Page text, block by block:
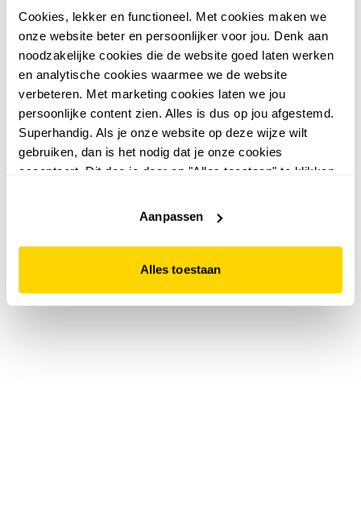
Cookies, lekker en functioneel. Met cookies maken we
onze website beter en persoonlijker voor jou. Denk aan
noodzakelijke cookies die de website goed laten werken
en analytische cookies waarmee we de website
verbeteren. Met marketing cookies laten we jou
persoonlijke content zien. Alles is dus op jou afgestemd.
Superhandig. Als je onze website op deze wijze wilt
gebruiken, dan is het nodig dat je onze cookies
accepteert. Dit doe je door op "Alles toestaan" te klikken.
website niet optimaal functioneert.
Aanpassen
Alles toestaan